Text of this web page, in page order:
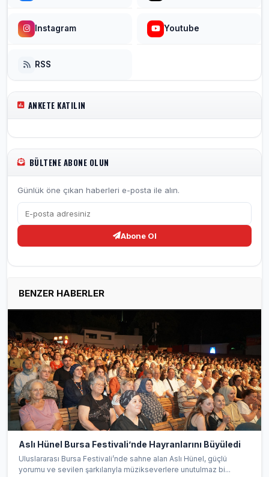
Instagram Youtube
RSS
ANKETE KATILIN
BÜLTENE ABONE OLUN
Günlük öne çıkan haberleri e-posta ile alın.
Abone Ol
BENZER HABERLER
Aslı Hünel Bursa Festivali’nde Hayranlarını Büyüledi
Uluslararası Bursa Festivali’nde sahne alan Aslı Hünel, güçlü
yorumu ve sevilen şarkılarıyla müzikseverlere unutulmaz bi...